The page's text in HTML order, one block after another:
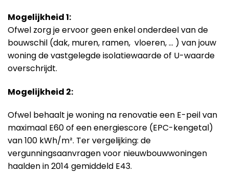
Mogelijkheid 1:
Ofwel zorg je ervoor geen enkel onderdeel van de
bouwschil (dak, muren, ramen, vloeren, … ) van jouw
woning de vastgelegde isolatiewaarde of U-waarde
overschrijdt.
Mogelijkheid 2:
Ofwel behaalt je woning na renovatie een E-peil van
maximaal E60 of een energiescore (EPC-kengetal)
van 100 kWh/m². Ter vergelijking: de
vergunningsaanvragen voor nieuwbouwwoningen
haalden in 2014 gemiddeld E43.